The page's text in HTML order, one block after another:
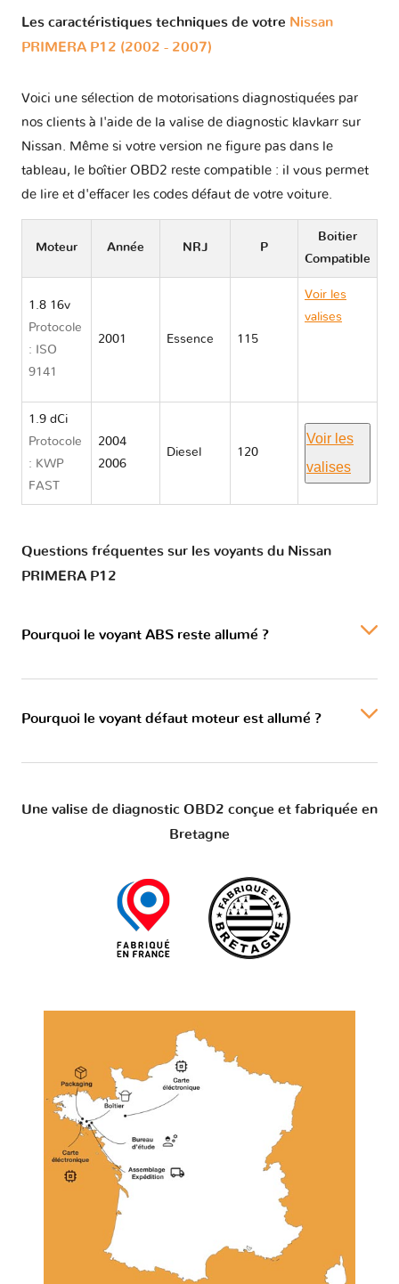
Les caractéristiques techniques de votre Nissan
PRIMERA P12 (2002 - 2007)
Voici une sélection de motorisations diagnostiquées par
nos clients à l'aide de la valise de diagnostic klavkarr sur
Nissan. Même si votre version ne figure pas dans le
tableau, le boîtier OBD2 reste compatible : il vous permet
de lire et d'effacer les codes défaut de votre voiture.
Moteur Année NRJ P
Boitier
Compatible
1.8 16v
Protocole
: ISO
9141
2001 Essence 115
Voir les
valises
1.9 dCi
Protocole
: KWP
FAST
2004
2006
Diesel 120
Voir les
valises
Questions fréquentes sur les voyants du Nissan
PRIMERA P12
Pourquoi le voyant ABS reste allumé ?
Pourquoi le voyant défaut moteur est allumé ?
Une valise de diagnostic OBD2 conçue et fabriquée en
Bretagne